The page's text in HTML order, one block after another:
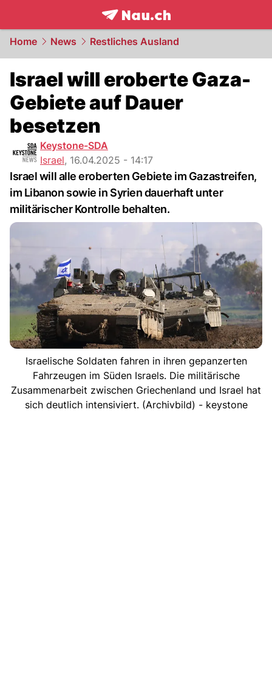
frontpage.NAU.ch
Home News Restliches Ausland
Israel will eroberte Gaza-
Gebiete auf Dauer
besetzen
Keystone-SDA
Israel, 16.04.2025 - 14:17
Israel will alle eroberten Gebiete im Gazastreifen,
im Libanon sowie in Syrien dauerhaft unter
militärischer Kontrolle behalten.
Israelische Soldaten fahren in ihren gepanzerten
Fahrzeugen im Süden Israels. Die militärische
Zusammenarbeit zwischen Griechenland und Israel hat
sich deutlich intensiviert. (Archivbild) - keystone